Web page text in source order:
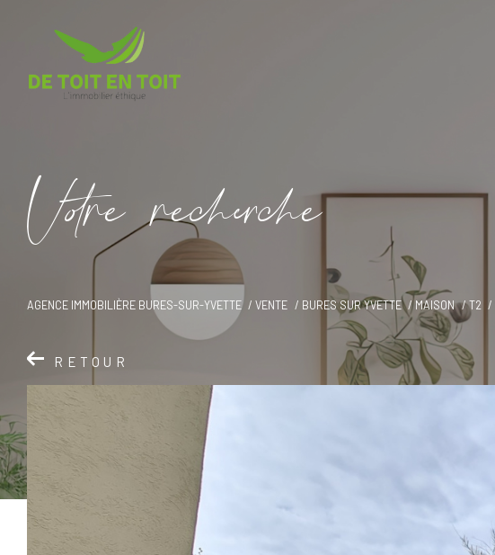
Vore recece
AGENCE IMMOBILIÈRE BURES-SUR-YVETTE VENTE BURES SUR YVETTE MAISON T2
RETOUR